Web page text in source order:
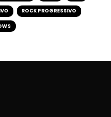
ROCK PROGRESSIVO